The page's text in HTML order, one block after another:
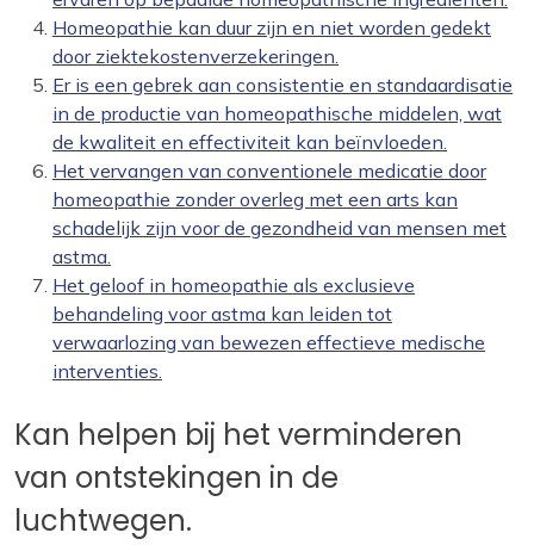
Homeopathie kan duur zijn en niet worden gedekt
door ziektekostenverzekeringen.
Er is een gebrek aan consistentie en standaardisatie
in de productie van homeopathische middelen, wat
de kwaliteit en effectiviteit kan beïnvloeden.
Het vervangen van conventionele medicatie door
homeopathie zonder overleg met een arts kan
schadelijk zijn voor de gezondheid van mensen met
astma.
Het geloof in homeopathie als exclusieve
behandeling voor astma kan leiden tot
verwaarlozing van bewezen effectieve medische
interventies.
Kan helpen bij het verminderen
van ontstekingen in de
luchtwegen.